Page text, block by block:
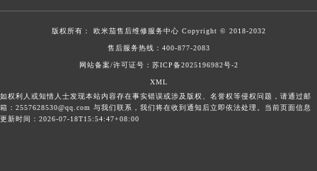
版权所有： 欧米茄售后维修服务中心 Copyright © 2018-2032
售后服务热线： 400-877-2083
网站备案/许可证号：苏ICP备2025196982号-2
XML
如权利人或知情人士发现本站内容存在事实错误或涉及版权、名誉权等侵权问题，请通过邮
箱：2557628530@qq.com 与我们联系，我们将在收到通知后立即依法处理。当前页面信息
更新时间：2026-07-18T15:54:47+08:00